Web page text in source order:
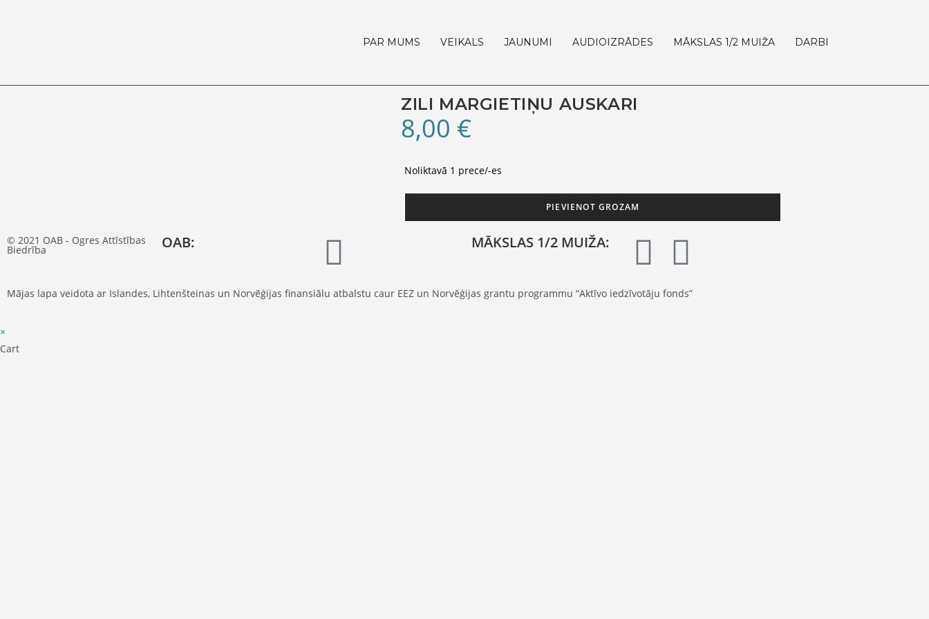
PAR MUMS VEIKALS JAUNUMI AUDIOIZRĀDES MĀKSLAS 1/2 MUIŽA DARBI
ZILI MARGIETIŅU AUSKARI
8,00 €
Noliktavā 1 prece/-es
PIEVIENOT GROZAM
© 2021 OAB - Ogres Attīstības
Biedrība OAB: MĀKSLAS 1/2 MUIŽA:
Mājas lapa veidota ar Islandes, Lihtenšteinas un Norvēģijas finansiālu atbalstu caur EEZ un Norvēģijas grantu programmu “Aktīvo iedzīvotāju fonds”
×
Cart